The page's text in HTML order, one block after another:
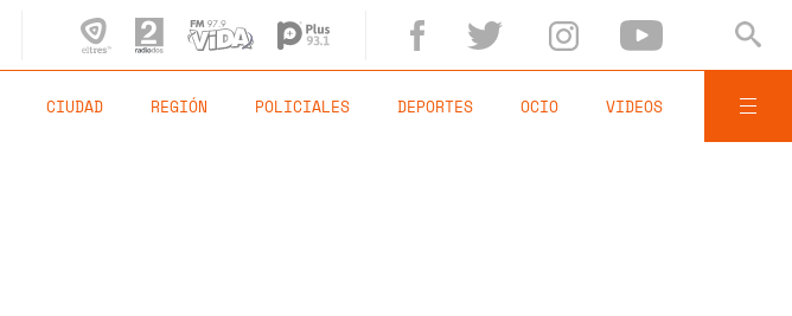
CIUDAD REGIÓN POLICIALES DEPORTES OCIO VIDEOS